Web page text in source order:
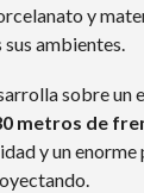
y
ambientes.
sobre un
metros de
y un